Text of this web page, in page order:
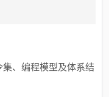
、编程模型及体系结